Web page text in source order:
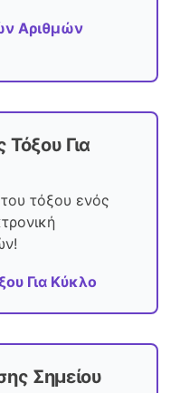
Αριθμών
Για
τόξου ενός
Για Κύκλο
Σημείου